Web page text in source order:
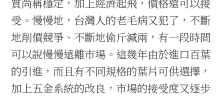
受。慢慢地，台灣人的老毛病又犯了，不斷
地削價競爭、不斷地偷斤減兩，有一段時間
可以說慢慢遠離市場。這幾年由於進口百葉
的引進，而且有不同規格的葉片可供選擇，
加上五金系統的改良，市場的接受度又逐步